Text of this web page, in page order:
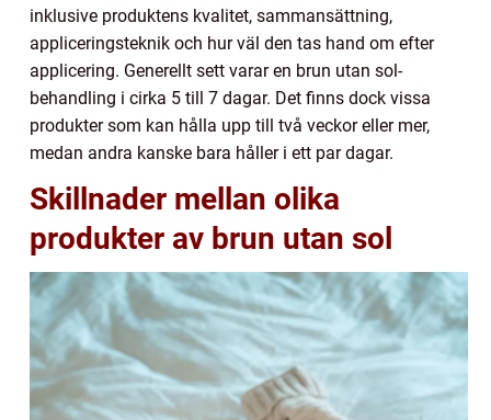
inklusive produktens kvalitet, sammansättning,
appliceringsteknik och hur väl den tas hand om efter
applicering. Generellt sett varar en brun utan sol-
behandling i cirka 5 till 7 dagar. Det finns dock vissa
produkter som kan hålla upp till två veckor eller mer,
medan andra kanske bara håller i ett par dagar.
Skillnader mellan olika
produkter av brun utan sol